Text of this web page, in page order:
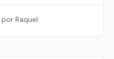
por Raquel